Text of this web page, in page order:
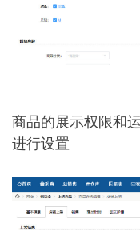
商品的展示权限和
进行设置